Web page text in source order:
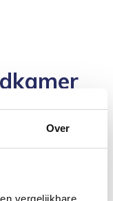
Over
vergelijkbare
we een
unieke
mee?